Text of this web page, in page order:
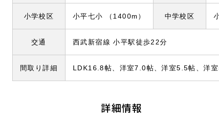
小学校区 小平七小 （1400m） 中学校区
交通 西武新宿線 小平駅徒歩22分
間取り詳細 LDK16.8帖、洋室7.0帖、洋室5.5帖、洋
詳細情報